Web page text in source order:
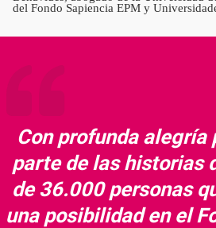
del Fondo Sapiencia EPM y
Con profunda alegría
parte de las historias
de 36.000 personas
una posibilidad en el